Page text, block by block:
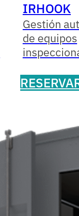
IRHOOK
Gestión
de equipos